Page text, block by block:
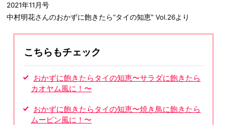
2021年11月号
中村明花さんのおかずに飽きたら“タイの知恵” Vol.26より
こちらもチェック
おかずに飽きたらタイの知恵〜サラダに飽きたら
カオヤム風に！〜
おかずに飽きたらタイの知恵〜焼き鳥に飽きたら
ムーピン風に！〜